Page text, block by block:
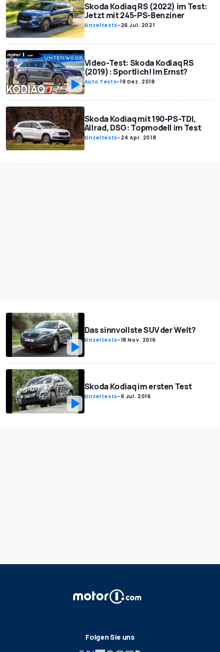
Skoda Kodiaq RS (2022) im Test:
Jetzt mit 245-PS-Benziner
Einzeltests- 26 Jul. 2021
Video-Test: Skoda Kodiaq RS
(2019): Sportlich! Im Ernst?
Auto Tests-19 Dez. 2018
Skoda Kodiaq mit 190-PS-TDI,
Allrad, DSG: Topmodell im Test
Einzeltests- 24 Apr. 2018
Das sinnvollste SUV der Welt?
Einzeltests-18 Nov. 2016
Skoda Kodiaq im ersten Test
Einzeltests-6 Jul. 2016
Folgen Sie uns